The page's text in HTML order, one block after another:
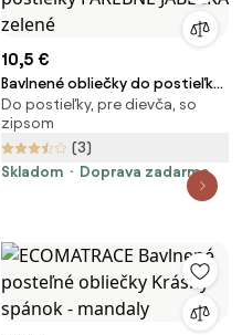
10,5 €
Bavlnené obliečky do postieľky
FAREBNÉ JABĹČKA zelené
Do postieľky, pre dievča, so
zipsom
(3)
Skladom
Doprava zadarmo